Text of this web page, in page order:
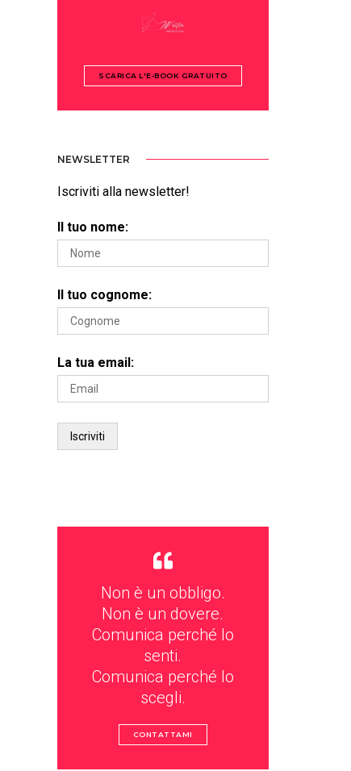
SCARICA L'E-BOOK GRATUITO
NEWSLETTER
Iscriviti alla newsletter!
Il tuo nome:
Il tuo cognome:
La tua email:
Non è un obbligo.
Non è un dovere.
Comunica perché lo
senti.
Comunica perché lo
scegli.
CONTATTAMI